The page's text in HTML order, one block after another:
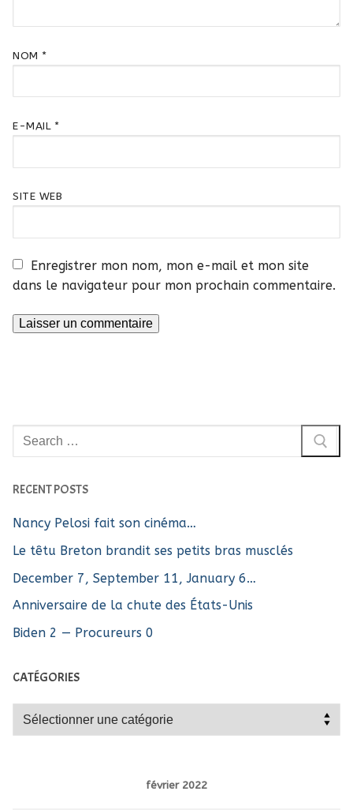
NOM *
E-MAIL *
SITE WEB
Enregistrer mon nom, mon e-mail et mon site
dans le navigateur pour mon prochain commentaire.
Rechercher
:
RECENT POSTS
Nancy Pelosi fait son cinéma…
Le têtu Breton brandit ses petits bras musclés
December 7, September 11, January 6…
Anniversaire de la chute des États-Unis
Biden 2 — Procureurs 0
CATÉGORIES
Catégories
février 2022